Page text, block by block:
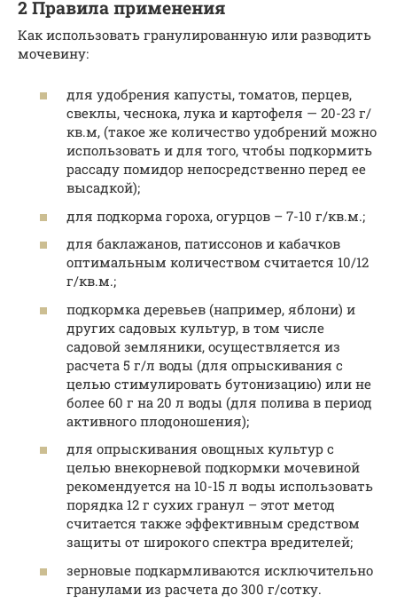
2 Правила применения
Как использовать гранулированную или разводить
мочевину:
для удобрения капусты, томатов, перцев,
свеклы, чеснока, лука и картофеля — 20-23 г/
кв.м, (такое же количество удобрений можно
использовать и для того, чтобы подкормить
рассаду помидор непосредственно перед ее
высадкой);
для подкорма гороха, огурцов – 7-10 г/кв.м.;
для баклажанов, патиссонов и кабачков
оптимальным количеством считается 10/12
г/кв.м.;
подкормка деревьев (например, яблони) и
других садовых культур, в том числе
садовой земляники, осуществляется из
расчета 5 г/л воды (для опрыскивания с
целью стимулировать бутонизацию) или не
более 60 г на 20 л воды (для полива в период
активного плодоношения);
для опрыскивания овощных культур с
целью внекорневой подкормки мочевиной
рекомендуется на 10-15 л воды использовать
порядка 12 г сухих гранул – этот метод
считается также эффективным средством
защиты от широкого спектра вредителей;
зерновые подкармливаются исключительно
гранулами из расчета до 300 г/сотку.